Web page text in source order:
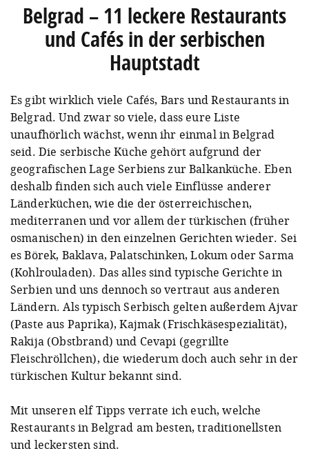
Belgrad – 11 leckere Restaurants
und Cafés in der serbischen
Hauptstadt
Es gibt wirklich viele Cafés, Bars und Restaurants in
Belgrad. Und zwar so viele, dass eure Liste
unaufhörlich wächst, wenn ihr einmal in Belgrad
seid. Die serbische Küche gehört aufgrund der
geografischen Lage Serbiens zur Balkanküche. Eben
deshalb finden sich auch viele Einflüsse anderer
Länderküchen, wie die der österreichischen,
mediterranen und vor allem der türkischen (früher
osmanischen) in den einzelnen Gerichten wieder. Sei
es Börek, Baklava, Palatschinken, Lokum oder Sarma
(Kohlrouladen). Das alles sind typische Gerichte in
Serbien und uns dennoch so vertraut aus anderen
Ländern. Als typisch Serbisch gelten außerdem Ajvar
(Paste aus Paprika), Kajmak (Frischkäsespezialität),
Rakija (Obstbrand) und Cevapi (gegrillte
Fleischröllchen), die wiederum doch auch sehr in der
türkischen Kultur bekannt sind.
Mit unseren elf Tipps verrate ich euch, welche
Restaurants in Belgrad am besten, traditionellsten
und leckersten sind.